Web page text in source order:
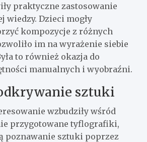
praktyczne zastosowanie
wiedzy. Dzieci mogły
kompozycje z różnych
im na wyrażenie siebie
to również okazja do
manualnych i wyobraźni.
sztuki
wzbudziły wśród
przygotowane tyflografiki,
poznawanie sztuki poprzez